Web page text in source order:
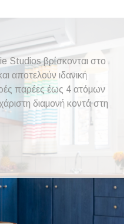
Studios βρίσκονται στο
αποτελούν ιδανική
παρέες έως 4 ατόμων
διαμονή κοντά στη